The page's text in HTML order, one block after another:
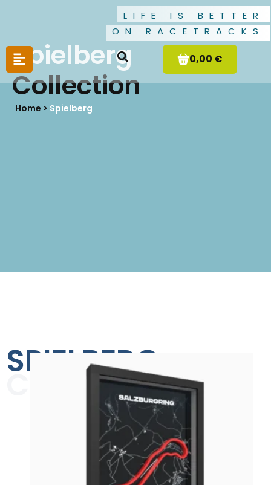
LIFE IS BETTER
ON RACETRACKS
0,00 €
Spielberg
Collection
Home > Spielberg
SPIELBERG
COLLECTION